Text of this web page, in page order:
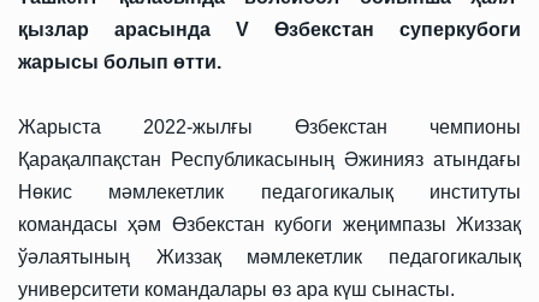
қызлар арасында V Өзбекстан суперкубоги
жарысы болып өтти.
Жарыста 2022-жылғы Өзбекстан чемпионы
Қарақалпақстан Республикасының Әжинияз атындағы
Нөкис мәмлекетлик педагогикалық институты
командасы ҳәм Өзбекстан кубоги жеңимпазы Жиззақ
ўәлаятының Жиззақ мәмлекетлик педагогикалық
университети командалары өз ара күш сынасты.